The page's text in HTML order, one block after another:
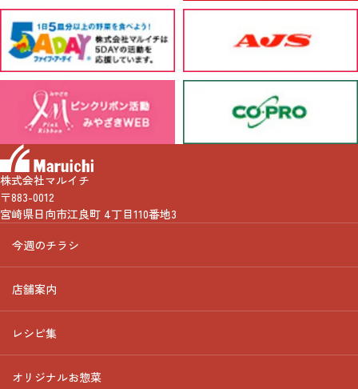
株式会社マルイチ
〒883-0012
宮崎県日向市江良町 4丁目110番地3
今週のチラシ
店舗案内
レシピ集
オリジナルお惣菜